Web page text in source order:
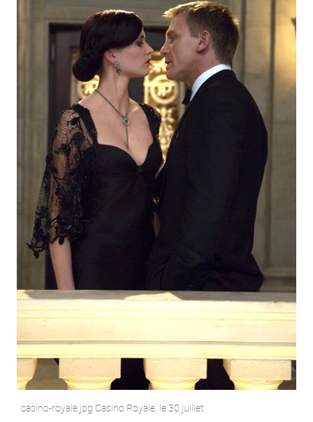
casino-royale.jpg Casino Royale, le 30 juillet